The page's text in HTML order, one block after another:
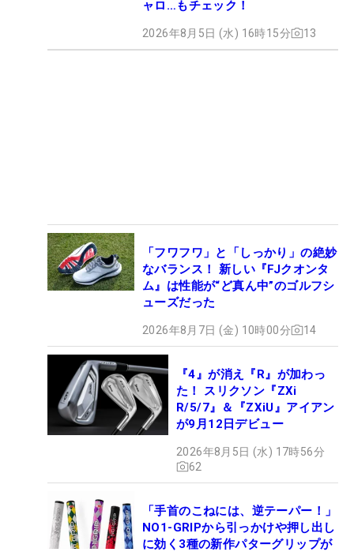
ャロ…もチェック！
2026年8月5日 (水) 16時15分 13
「フワフワ」と「しっかり」の絶妙
なバランス！ 新しい『FJクオンタ
ム』は性能が“ど真ん中”のゴルフシ
ューズだった
2026年8月7日 (金) 10時00分 14
『4』が消え『R』が加わっ
た！ スリクソン『ZXi
R/5/7』＆『ZXiU』アイアン
が9月12日デビュー
2026年8月5日 (水) 17時56分
62
「手首のこねには、逆テーパー！」
NO1-GRIPから引っかけや押し出し
に効く3種の新作パターグリップが